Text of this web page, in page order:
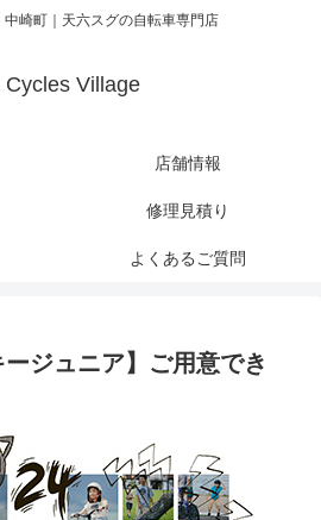
中崎町｜天六スグの自転車専門店
Cycles Village
店舗情報
修理見積り
よくあるご質問
ージュニア】ご用意でき